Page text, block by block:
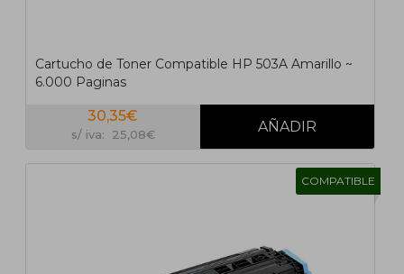
Cartucho de Toner Compatible HP 503A Amarillo ~
6.000 Paginas
30,35€
s/ iva: 25,08€
COMPATIBLE